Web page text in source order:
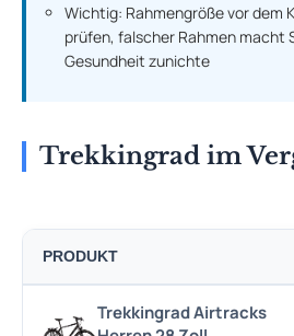
Wichtig: Rahmengröße vor dem
prüfen, falscher Rahmen macht
Gesundheit zunichte
Trekkingrad im
PRODUKT
Trekkingrad Airtracks